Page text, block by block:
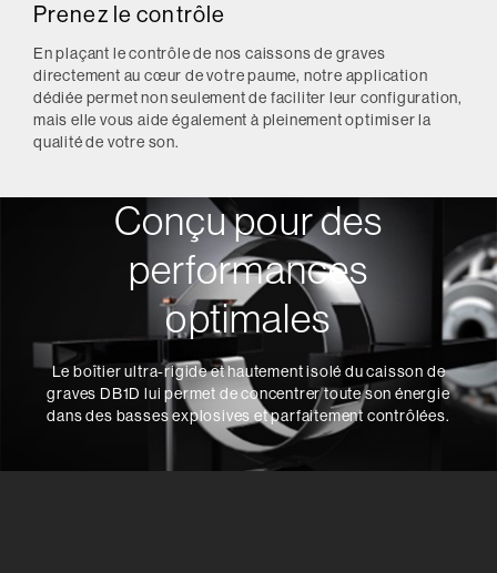
Prenez le contrôle
En plaçant le contrôle de nos caissons de graves
directement au cœur de votre paume, notre application
dédiée permet non seulement de faciliter leur configuration,
mais elle vous aide également à pleinement optimiser la
qualité de votre son.
Conçu pour des
performances
optimales
Le boîtier ultra-rigide et hautement isolé du caisson de
graves DB1D lui permet de concentrer toute son énergie
dans des basses explosives et parfaitement contrôlées.